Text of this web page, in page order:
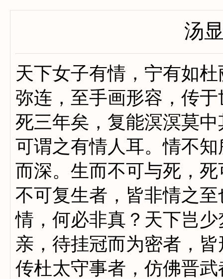
汤
天下女子有情，宁有如
弥连，至手画形容，传
死三年矣，复能溟溟莫
可谓之有情人耳。情不
而深。生而不可与死，
不可复生者，皆非情之
情，何必非真？天下岂
亲，待挂冠而为密者，
传杜太守事者，仿佛晋